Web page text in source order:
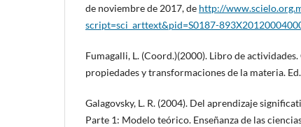
de noviembre de 2017, de http://
script=sci_arttext&pid=S0187-
Fumagalli, L. (Coord.)(2000). Libro de
propiedades y transformaciones de la materia.
Galagovsky, L. R. (2004). Del aprendizaje
Parte 1: Modelo teórico. Enseñanza de las